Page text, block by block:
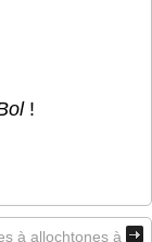
!
à allochtones à